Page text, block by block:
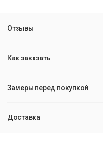
Отзывы
Как заказать
Замеры перед покупкой
Доставка